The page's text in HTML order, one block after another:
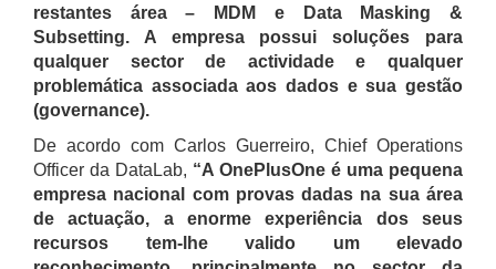
restantes área – MDM e Data Masking &
Subsetting. A empresa possui soluções para
qualquer sector de actividade e qualquer
problemática associada aos dados e sua gestão
(governance).
De acordo com Carlos Guerreiro, Chief Operations
Officer da DataLab, “A OnePlusOne é uma pequena
empresa nacional com provas dadas na sua área
de actuação, a enorme experiência dos seus
recursos tem-lhe valido um elevado